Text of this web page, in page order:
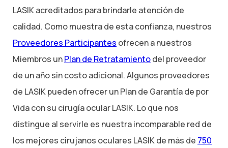
LASIK acreditados para brindarle atención de
calidad. Como muestra de esta confianza, nuestros
Proveedores Participantes ofrecen a nuestros
Miembros unPlan de Retratamientodel proveedor
de un año sin costo adicional. Algunos proveedores
de LASIK pueden ofrecer un Plan de Garantía de por
Vida con su cirugía ocular LASIK. Lo que nos
distingue al servirle es nuestra incomparable red de
los mejores cirujanos oculares LASIK de más de 750